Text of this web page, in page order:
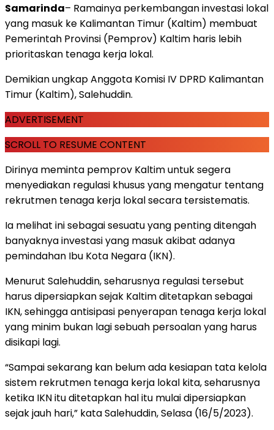
Samarinda– Ramainya perkembangan investasi lokal
yang masuk ke Kalimantan Timur (Kaltim) membuat
Pemerintah Provinsi (Pemprov) Kaltim haris lebih
prioritaskan tenaga kerja lokal.
Demikian ungkap Anggota Komisi IV DPRD Kalimantan
Timur (Kaltim), Salehuddin.
ADVERTISEMENT
SCROLL TO RESUME CONTENT
Dirinya meminta pemprov Kaltim untuk segera
menyediakan regulasi khusus yang mengatur tentang
rekrutmen tenaga kerja lokal secara tersistematis.
Ia melihat ini sebagai sesuatu yang penting ditengah
banyaknya investasi yang masuk akibat adanya
pemindahan Ibu Kota Negara (IKN).
Menurut Salehuddin, seharusnya regulasi tersebut
harus dipersiapkan sejak Kaltim ditetapkan sebagai
IKN, sehingga antisipasi penyerapan tenaga kerja lokal
yang minim bukan lagi sebuah persoalan yang harus
disikapi lagi.
“Sampai sekarang kan belum ada kesiapan tata kelola
sistem rekrutmen tenaga kerja lokal kita, seharusnya
ketika IKN itu ditetapkan hal itu mulai dipersiapkan
sejak jauh hari,” kata Salehuddin, Selasa (16/5/2023).